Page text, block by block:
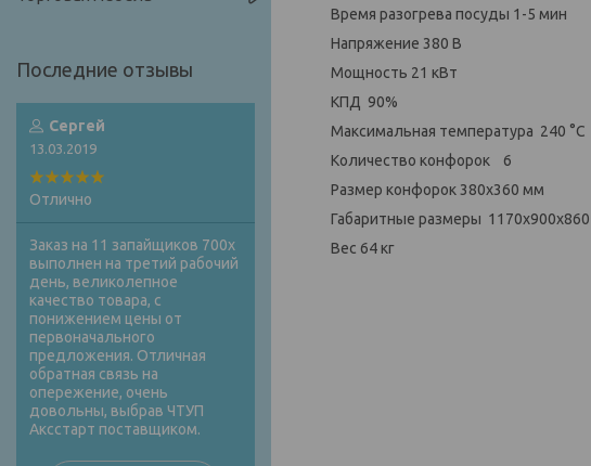
Время разогрева посуды 1-5 мин
Напряжение 380 В
Мощность 21 кВт
КПД 90%
Максимальная температура 240 °С
Количество конфорок 6
Размер конфорок 380х360 мм
Габаритные размеры 1170х900x860
Вес 64 кг
Сергей
13.03.2019
Отлично
Заказ на 11 запайщиков 700х
выполнен на третий рабочий
день, великолепное
качество товара, с
понижением цены от
первоначального
предложения. Отличная
обратная связь на
опережение, очень
довольны, выбрав ЧТУП
Аксстарт поставщиком.